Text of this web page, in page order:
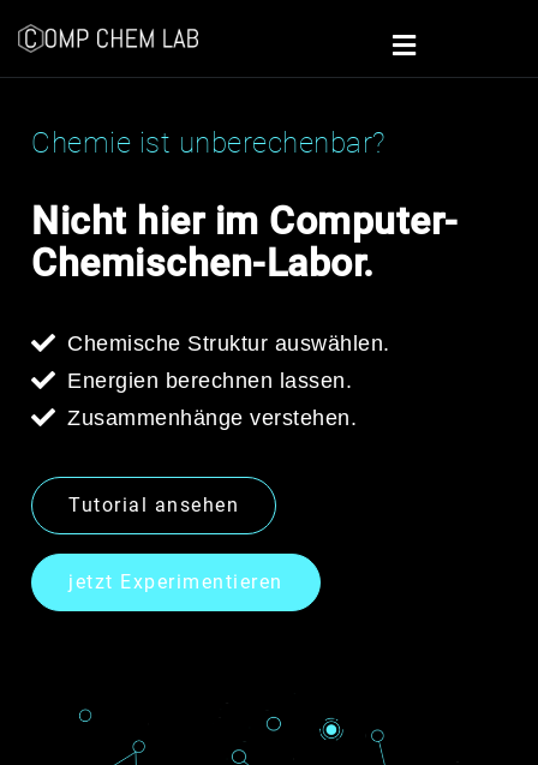
Chemie ist unberechenbar?
Nicht hier im Computer-
Chemischen-Labor.
Chemische Struktur auswählen.
Energien berechnen lassen.
Zusammenhänge verstehen.
Tutorial ansehen
jetzt Experimentieren